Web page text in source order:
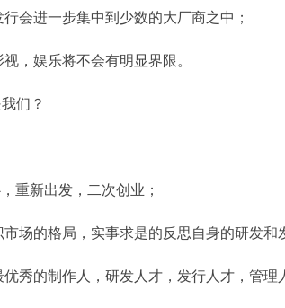
会进一步集中到少数的大厂商之中；
，娱乐将不会有明显界限。
们？
重新出发，二次创业；
场的格局，实事求是的反思自身的研发和
秀的制作人，研发人才，发行人才，管理